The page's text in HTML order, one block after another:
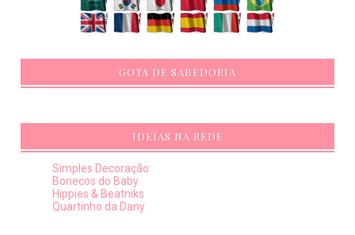
GOTA DE SABEDORIA
IDEIAS NA REDE
Simples Decoração
Bonecos do Baby
Hippies & Beatniks
Quartinho da Dany